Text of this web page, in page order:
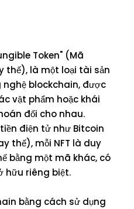
Token" (Mã
thế), là một loại tài sản
blockchain, được
vật phẩm hoặc khái
đổi cho nhau.
điện tử như Bitcoin
thế), mỗi NFT là duy
bằng một mã khác, có
hữu riêng biệt.
bằng cách sử dụng